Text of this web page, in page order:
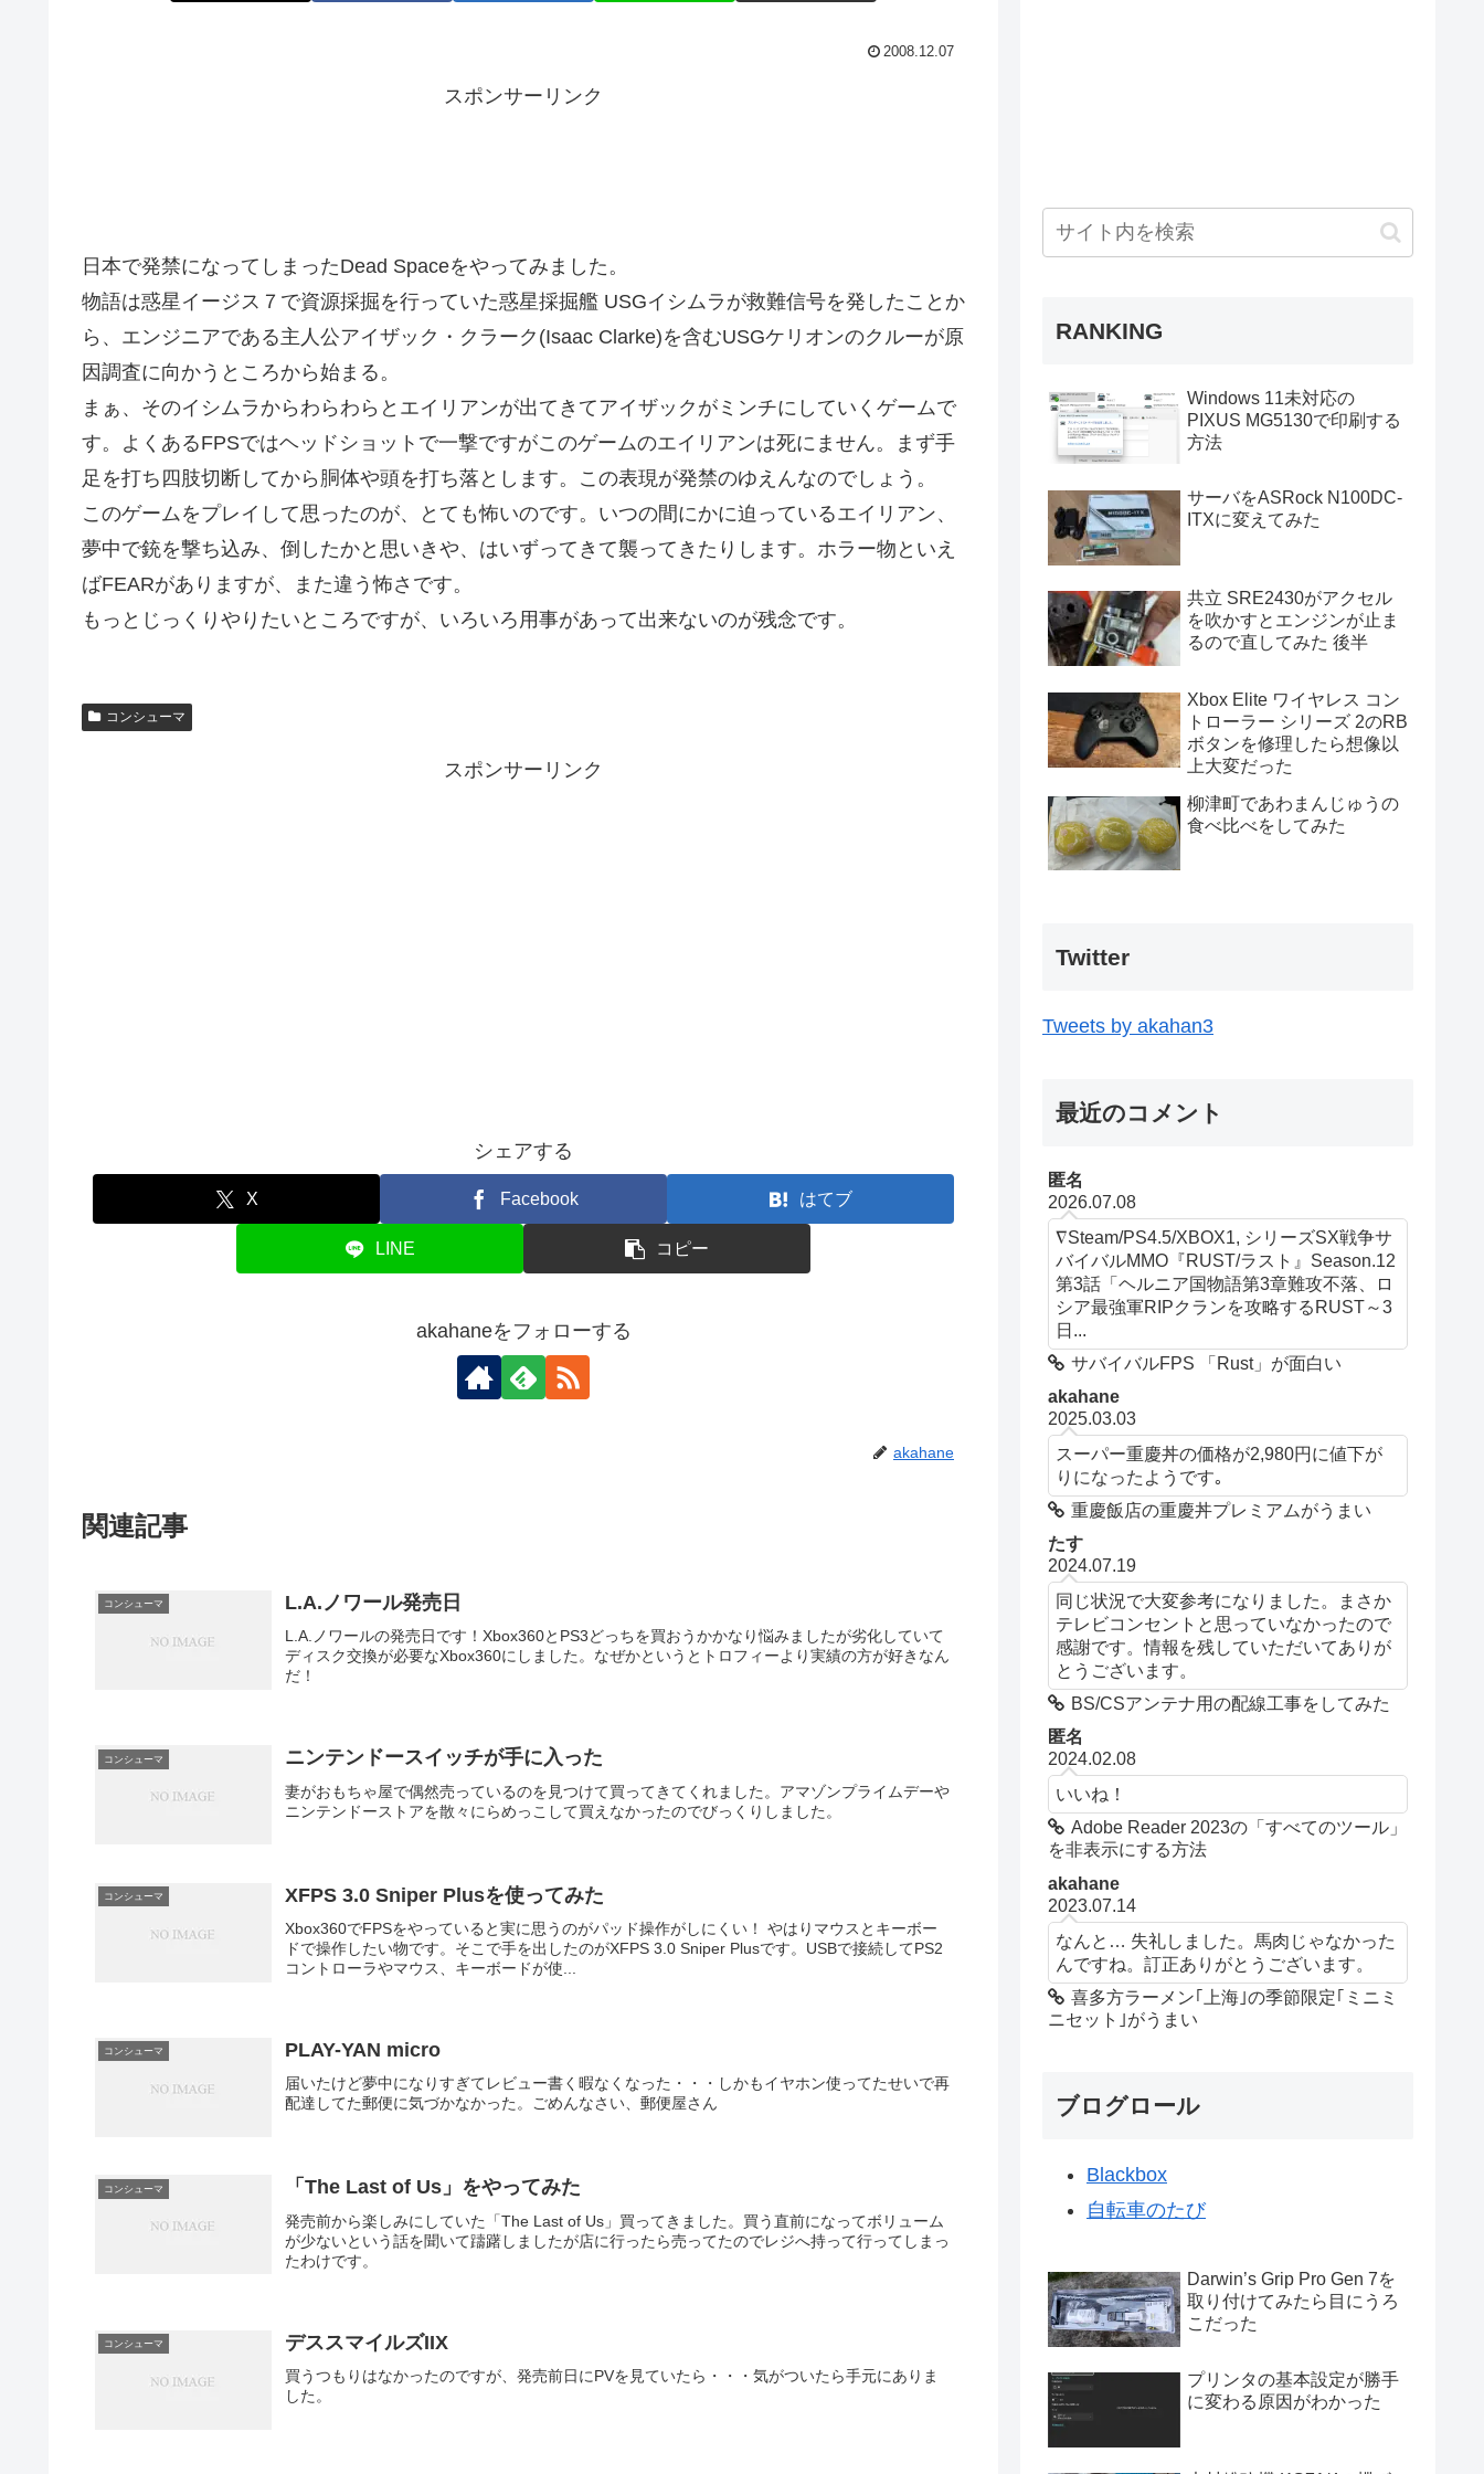
2008.12.07
スポンサーリンク
日本で発禁になってしまったDead Spaceをやってみました。
物語は惑星イージス７で資源採掘を行っていた惑星採掘艦 USGイシムラが救難信号を発したことか
ら、エンジニアである主人公アイザック・クラーク(Isaac Clarke)を含むUSGケリオンのクルーが原
因調査に向かうところから始まる。
まぁ、そのイシムラからわらわらとエイリアンが出てきてアイザックがミンチにしていくゲームで
す。よくあるFPSではヘッドショットで一撃ですがこのゲームのエイリアンは死にません。まず手
足を打ち四肢切断してから胴体や頭を打ち落とします。この表現が発禁のゆえんなのでしょう。
このゲームをプレイして思ったのが、とても怖いのです。いつの間にかに迫っているエイリアン、
夢中で銃を撃ち込み、倒したかと思いきや、はいずってきて襲ってきたりします。ホラー物といえ
ばFEARがありますが、また違う怖さです。
もっとじっくりやりたいところですが、いろいろ用事があって出来ないのが残念です。
コンシューマ
スポンサーリンク
シェアする
X Facebook はてブ
LINE コピー
akahaneをフォローする
akahane
関連記事
コンシューマ L.A.ノワール発売日
L.A.ノワールの発売日です！Xbox360とPS3どっちを買おうかかなり悩みましたが劣化していて
ディスク交換が必要なXbox360にしました。なぜかというとトロフィーより実績の方が好きなん
だ！
コンシューマ ニンテンドースイッチが手に入った
妻がおもちゃ屋で偶然売っているのを見つけて買ってきてくれました。アマゾンプライムデーや
ニンテンドーストアを散々にらめっこして買えなかったのでびっくりしました。
コンシューマ XFPS 3.0 Sniper Plusを使ってみた
Xbox360でFPSをやっていると実に思うのがパッド操作がしにくい！ やはりマウスとキーボー
ドで操作したい物です。そこで手を出したのがXFPS 3.0 Sniper Plusです。USBで接続してPS2
コントローラやマウス、キーボードが使...
コンシューマ PLAY-YAN micro
届いたけど夢中になりすぎてレビュー書く暇なくなった・・・しかもイヤホン使ってたせいで再
配達してた郵便に気づかなかった。ごめんなさい、郵便屋さん
コンシューマ 「The Last of Us」をやってみた
発売前から楽しみにしていた「The Last of Us」買ってきました。買う直前になってボリューム
が少ないという話を聞いて躊躇しましたが店に行ったら売ってたのでレジへ持って行ってしまっ
たわけです。
コンシューマ デススマイルズIIX
買うつもりはなかったのですが、発売前日にPVを見ていたら・・・気がついたら手元にありま
した。
RANKING
Windows 11未対応の
PIXUS MG5130で印刷する
方法
サーバをASRock N100DC-
ITXに変えてみた
共立 SRE2430がアクセル
を吹かすとエンジンが止ま
るので直してみた 後半
Xbox Elite ワイヤレス コン
トローラー シリーズ 2のRB
ボタンを修理したら想像以
上大変だった
柳津町であわまんじゅうの
食べ比べをしてみた
Twitter
Tweets by akahan3
最近のコメント
匿名
2026.07.08
∇Steam/PS4.5/XBOX1, シリーズSX戦争サ
バイバルMMO『RUST/ラスト』Season.12
第3話「ヘルニア国物語第3章難攻不落、ロ
シア最強軍RIPクランを攻略するRUST～3
日...
サバイバルFPS 「Rust」が面白い
akahane
2025.03.03
スーパー重慶丼の価格が2,980円に値下が
りになったようです｡
重慶飯店の重慶丼プレミアムがうまい
たす
2024.07.19
同じ状況で大変参考になりました。まさか
テレビコンセントと思っていなかったので
感謝です。情報を残していただいてありが
とうございます。
BS/CSアンテナ用の配線工事をしてみた
匿名
2024.02.08
いいね！
Adobe Reader 2023の「すべてのツール」
を非表示にする方法
akahane
2023.07.14
なんと… 失礼しました。馬肉じゃなかった
んですね。訂正ありがとうございます。
喜多方ラーメン｢上海｣の季節限定｢ミニミ
ニセット｣がうまい
ブログロール
Blackbox
自転車のたび
Darwin’s Grip Pro Gen 7を
取り付けてみたら目にうろ
こだった
プリンタの基本設定が勝手
に変わる原因がわかった